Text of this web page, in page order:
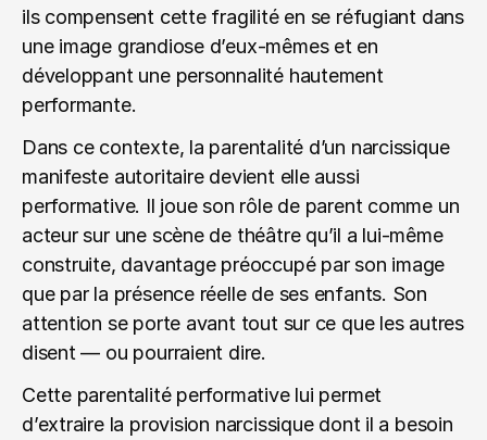
ils compensent cette fragilité en se réfugiant dans
une image grandiose d’eux-mêmes et en
développant une personnalité hautement
performante.
Dans ce contexte, la parentalité d’un narcissique
manifeste autoritaire devient elle aussi
performative. Il joue son rôle de parent comme un
acteur sur une scène de théâtre qu’il a lui-même
construite, davantage préoccupé par son image
que par la présence réelle de ses enfants. Son
attention se porte avant tout sur ce que les autres
disent — ou pourraient dire.
Cette parentalité performative lui permet
d’extraire la provision narcissique dont il a besoin